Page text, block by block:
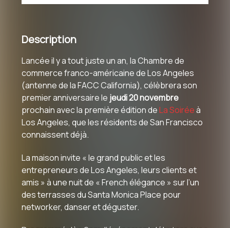
Description
Lancée il y a tout juste un an, la Chambre de
commerce franco-américaine de Los Angeles
(antenne de la FACC California), célèbrera son
premier anniversaire le jeudi 20 novembre
prochain avec la première édition deLa Soiréeà
Los Angeles, que les résidents de San Francisco
connaissent déjà.
La maison invite « le grand public et les
entrepreneurs de Los Angeles, leurs clients et
amis » à une nuit de « French élégance » sur l’un
des terrasses du Santa Monica Place pour
networker, danser et déguster.